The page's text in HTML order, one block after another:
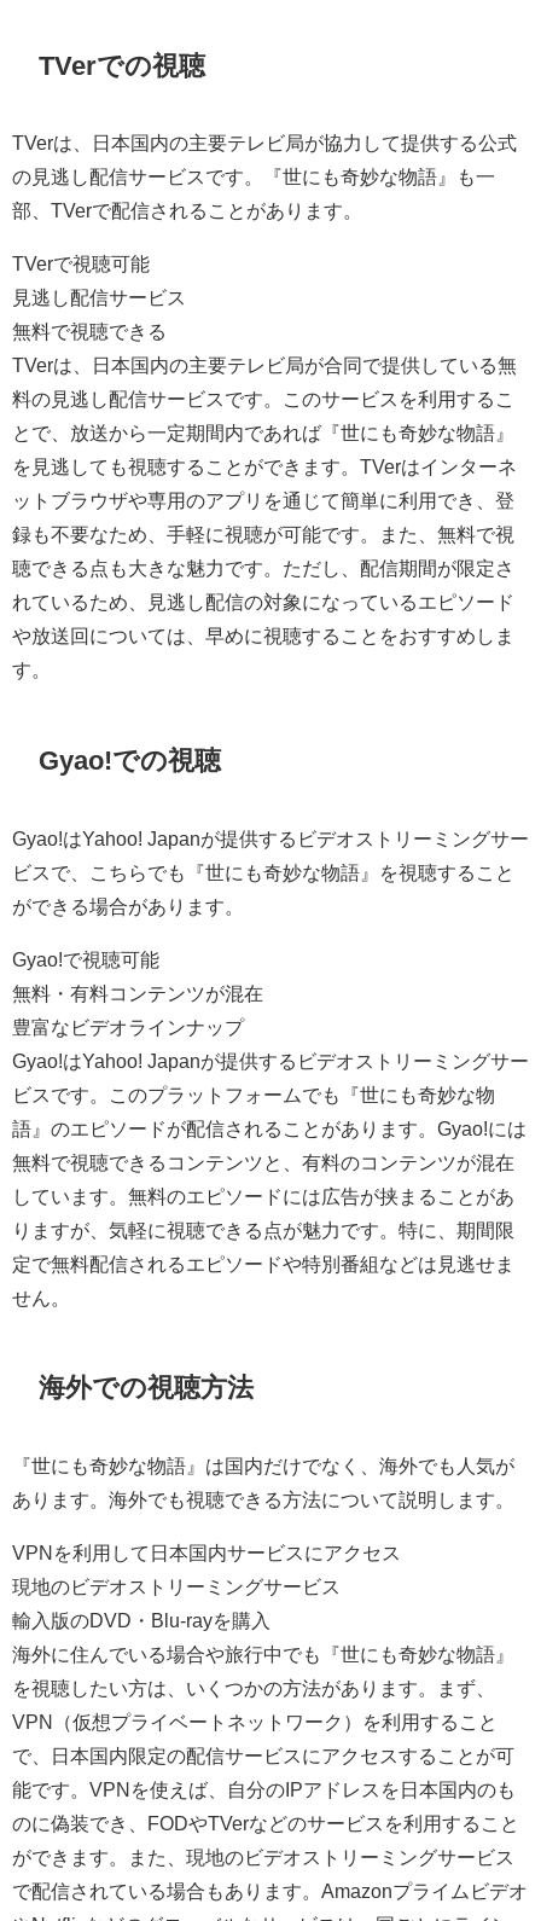
TVerでの視聴
TVerは、日本国内の主要テレビ局が協力して提供する公式
の見逃し配信サービスです。『世にも奇妙な物語』も一
部、TVerで配信されることがあります。
TVerで視聴可能
見逃し配信サービス
無料で視聴できる
TVerは、日本国内の主要テレビ局が合同で提供している無
料の見逃し配信サービスです。このサービスを利用するこ
とで、放送から一定期間内であれば『世にも奇妙な物語』
を見逃しても視聴することができます。TVerはインターネ
ットブラウザや専用のアプリを通じて簡単に利用でき、登
録も不要なため、手軽に視聴が可能です。また、無料で視
聴できる点も大きな魅力です。ただし、配信期間が限定さ
れているため、見逃し配信の対象になっているエピソード
や放送回については、早めに視聴することをおすすめしま
す。
Gyao!での視聴
Gyao!はYahoo! Japanが提供するビデオストリーミングサー
ビスで、こちらでも『世にも奇妙な物語』を視聴すること
ができる場合があります。
Gyao!で視聴可能
無料・有料コンテンツが混在
豊富なビデオラインナップ
Gyao!はYahoo! Japanが提供するビデオストリーミングサー
ビスです。このプラットフォームでも『世にも奇妙な物
語』のエピソードが配信されることがあります。Gyao!には
無料で視聴できるコンテンツと、有料のコンテンツが混在
しています。無料のエピソードには広告が挟まることがあ
りますが、気軽に視聴できる点が魅力です。特に、期間限
定で無料配信されるエピソードや特別番組などは見逃せま
せん。
海外での視聴方法
『世にも奇妙な物語』は国内だけでなく、海外でも人気が
あります。海外でも視聴できる方法について説明します。
VPNを利用して日本国内サービスにアクセス
現地のビデオストリーミングサービス
輸入版のDVD・Blu-rayを購入
海外に住んでいる場合や旅行中でも『世にも奇妙な物語』
を視聴したい方は、いくつかの方法があります。まず、
VPN（仮想プライベートネットワーク）を利用すること
で、日本国内限定の配信サービスにアクセスすることが可
能です。VPNを使えば、自分のIPアドレスを日本国内のも
のに偽装でき、FODやTVerなどのサービスを利用すること
ができます。また、現地のビデオストリーミングサービス
で配信されている場合もあります。Amazonプライムビデオ